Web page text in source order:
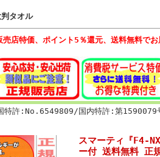
タオル
売店特価、ポイント5％還元、送料無料でお
特許:No.6549809/国内特許:第1590079
スマーティ『F4-
ー付 送料無料 正